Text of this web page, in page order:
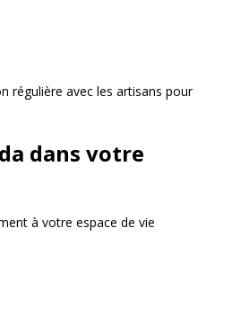
régulière avec les artisans pour
dans votre
à votre espace de vie